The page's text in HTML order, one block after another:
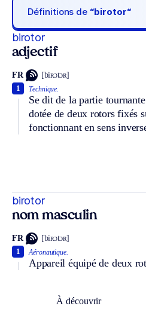
Définitions de “birotor“
birotor
adjectif
FR [biʀɔtɔʀ]
Technique.
Se dit de la partie
dotée de deux rotors fixés
fonctionnant en sens
1
birotor
nom masculin
FR [biʀɔtɔʀ]
Aéronautique.
Appareil équipé de deux
1
À découvrir